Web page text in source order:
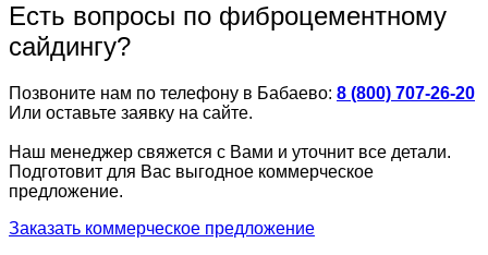
Есть вопросы по фиброцементному
сайдингу?
Позвоните нам по телефону в Бабаево: 8 (800) 707-26-20
Или оставьте заявку на сайте.
Наш менеджер свяжется с Вами и уточнит все детали.
Подготовит для Вас выгодное коммерческое
предложение.
Заказать коммерческое предложение